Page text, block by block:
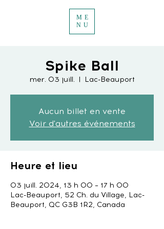
ME
NU
Spike Ball
mer. 03 juill.
  |
Lac-Beauport
Aucun billet en vente
Voir d'autres événements
Heure et lieu
03 juill. 2024, 13 h 00 – 17 h 00
Lac-Beauport, 52 Ch. du Village, Lac-
Beauport, QC G3B 1R2, Canada